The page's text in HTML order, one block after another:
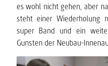
es wohl nicht gehen, aber
steht einer Wiederholung
super Band und ein
Gunsten der Neubau-